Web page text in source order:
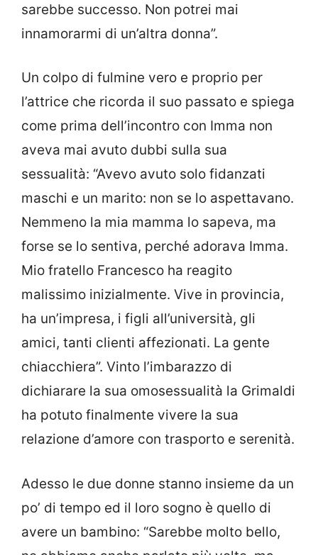
sarebbe successo. Non potrei mai
innamorarmi di un’altra donna”.
Un colpo di fulmine vero e proprio per
l’attrice che ricorda il suo passato e spiega
come prima dell’incontro con Imma non
aveva mai avuto dubbi sulla sua
sessualità: “Avevo avuto solo fidanzati
maschi e un marito: non se lo aspettavano.
Nemmeno la mia mamma lo sapeva, ma
forse se lo sentiva, perché adorava Imma.
Mio fratello Francesco ha reagito
malissimo inizialmente. Vive in provincia,
ha un’impresa, i figli all’università, gli
amici, tanti clienti affezionati. La gente
chiacchiera”. Vinto l’imbarazzo di
dichiarare la sua omosessualità la Grimaldi
ha potuto finalmente vivere la sua
relazione d’amore con trasporto e serenità.
Adesso le due donne stanno insieme da un
po’ di tempo ed il loro sogno è quello di
avere un bambino: “Sarebbe molto bello,